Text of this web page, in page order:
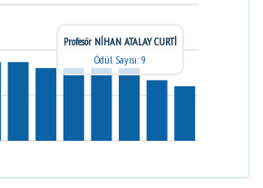
Profesör NİHAN ATALAY CURTİ
Ödül Sayısı: 9